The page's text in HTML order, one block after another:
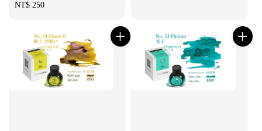
Regular
NT$ 250